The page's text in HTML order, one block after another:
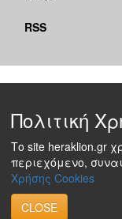
RSS
Πολιτική
Το site heraklion.gr
περιεχόμενο,
Χρήσης Cookies
CLOSE